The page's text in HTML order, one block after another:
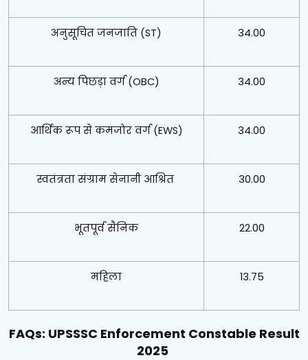
अनुसूचित जनजाति (ST) 34.00
अन्य पिछड़ा वर्ग (OBC) 34.00
आर्थिक रूप से कमजोर वर्ग (EWS) 34.00
स्वतंत्रता संग्राम सेनानी आश्रित 30.00
भूतपूर्व सैनिक 22.00
महिला 13.75
FAQs: UPSSSC Enforcement Constable Result
2025